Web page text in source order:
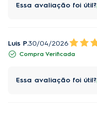
Essa avaliação foi útil?
Luis P.30/04/2026
Compra Verificada
Essa avaliação foi útil?